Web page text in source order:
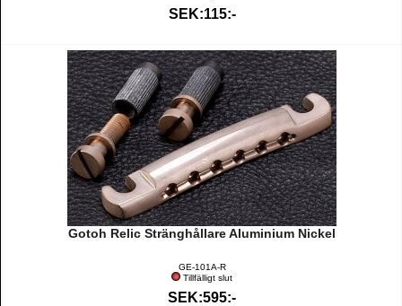
SEK:115:-
Gotoh Relic Stränghållare Aluminium Nickel
GE-101A-R
Tillfälligt slut
SEK:595:-